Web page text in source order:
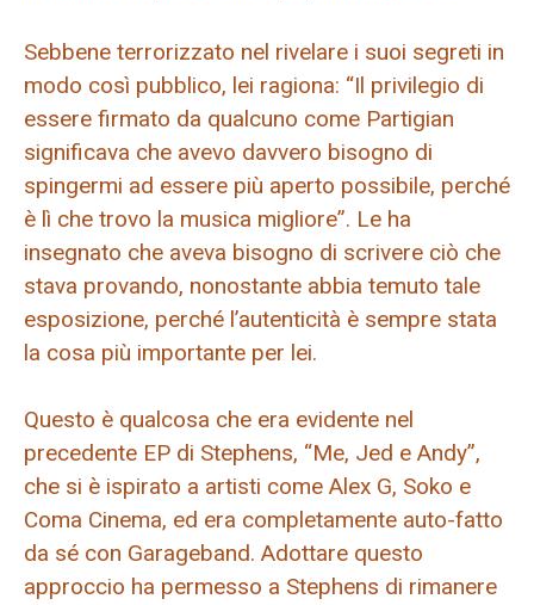
Sebbene terrorizzato nel rivelare i suoi segreti in
modo così pubblico, lei ragiona: “Il privilegio di
essere firmato da qualcuno come Partigian
significava che avevo davvero bisogno di
spingermi ad essere più aperto possibile, perché
è lì che trovo la musica migliore”. Le ha
insegnato che aveva bisogno di scrivere ciò che
stava provando, nonostante abbia temuto tale
esposizione, perché l’autenticità è sempre stata
la cosa più importante per lei.
Questo è qualcosa che era evidente nel
precedente EP di Stephens, “Me, Jed e Andy”,
che si è ispirato a artisti come Alex G, Soko e
Coma Cinema, ed era completamente auto-fatto
da sé con Garageband. Adottare questo
approccio ha permesso a Stephens di rimanere